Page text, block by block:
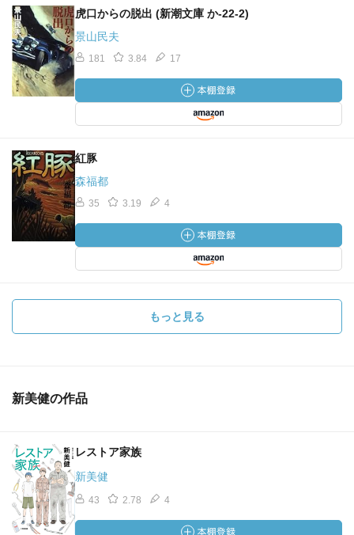
虎口からの脱出 (新潮文庫 か-22-2)
景山民夫
181 3.84 17
紅豚
森福都
35 3.19 4
もっと見る
新美健の作品
レストア家族
新美健
43 2.78 4